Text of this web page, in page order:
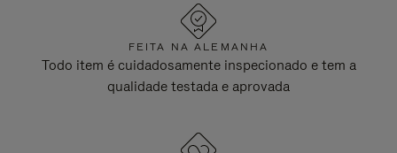
FEITA NA ALEMANHA
Todo item é cuidadosamente inspecionado e tem a
qualidade testada e aprovada